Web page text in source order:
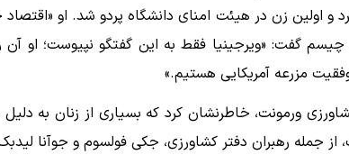
کرد و اولین زن در هیئت امنای دانشگاه پردو شد. او
چیسم گفت: «ویرجینیا فقط به این گفتگو نپیوست؛ او
مزرعه آمریکایی هستیم.»
ورمونت، خاطرنشان کرد که بسیاری از زنان به
از جمله رهبران دفتر کشاورزی، جکی فولسوم و جوآنا